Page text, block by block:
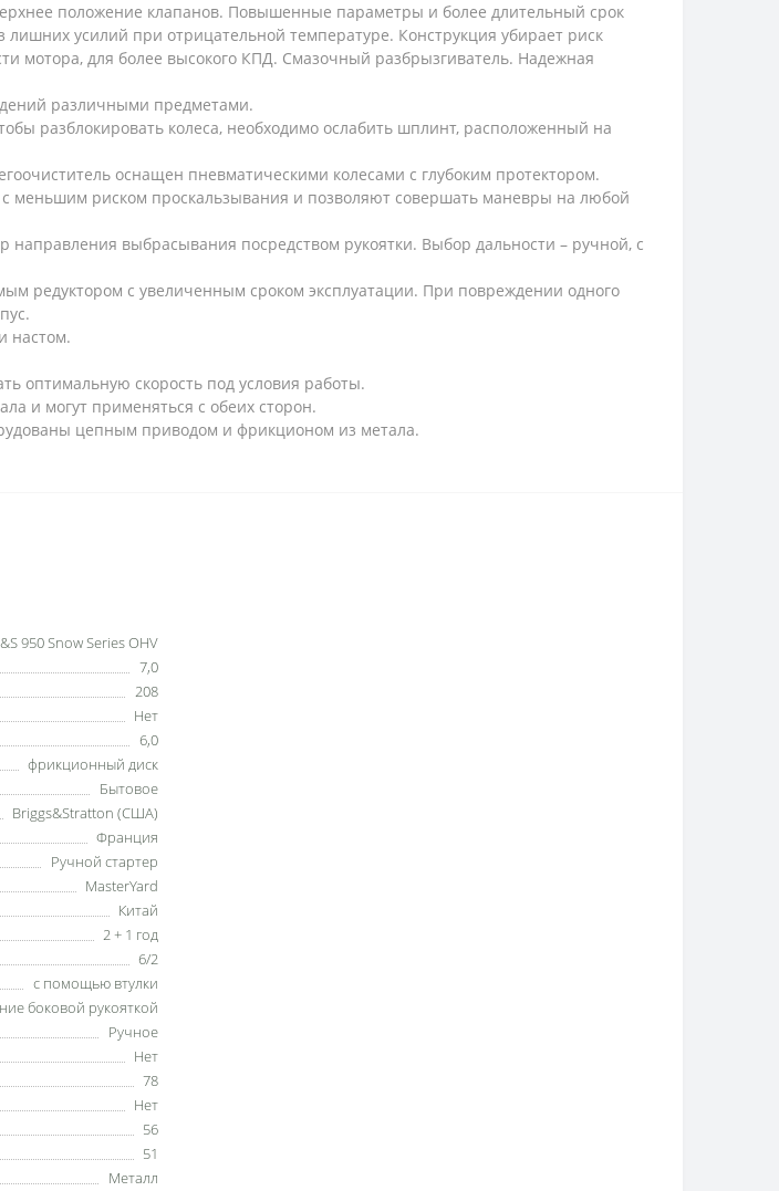
положение клапанов. Повышенные параметры и более длительный срок
усилий при отрицательной температуре. Конструкция убирает риск
мотора, для более высокого КПД. Смазочный разбрызгиватель. Надежная
различными предметами.
разблокировать колеса, необходимо ослабить шплинт, расположенный на
оснащен пневматическими колесами с глубоким протектором.
меньшим риском проскальзывания и позволяют совершать маневры на любой
направления выбрасывания посредством рукоятки. Выбор дальности – ручной, с
редуктором с увеличенным сроком эксплуатации. При повреждении одного
настом.
оптимальную скорость под условия работы.
и могут применяться с обеих сторон.
цепным приводом и фрикционом из метала.
950 Snow Series OHV
7,0
208
Нет
6,0
фрикционный диск
Бытовое
Briggs&Stratton (США)
Франция
Ручной стартер
MasterYard
Китай
2 + 1 год
6/2
с помощью втулки
боковой рукояткой
Ручное
Нет
78
Нет
56
51
Металл